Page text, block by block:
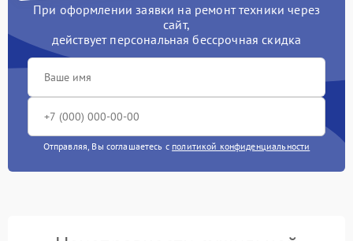
При оформлении заявки на ремонт техники через
сайт,
действует персональная бессрочная скидка
Отправляя, Вы соглашаетесь с политикой конфиденциальности